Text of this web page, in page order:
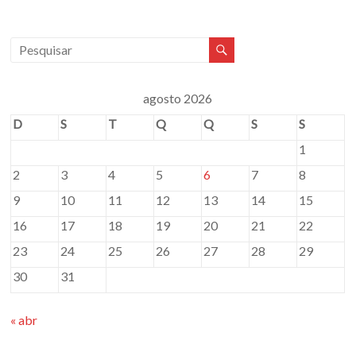
agosto 2026
D
S T Q Q S
S
1
2
3 4 5 6 7
8
9
10 11 12 13 14
15
16
17 18 19 20 21
22
23
24 25 26 27 28
29
30
31
« abr